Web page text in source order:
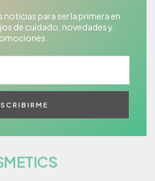
noticias para ser la primera en
de cuidado, novedades y